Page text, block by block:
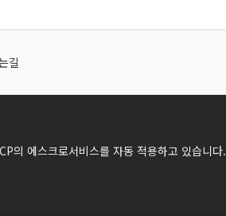
길
의 에스크로서비스를 자동 적용하고 있습니다.